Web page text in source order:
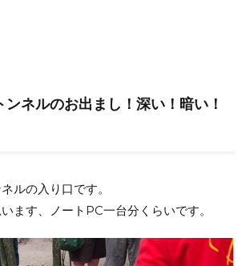
ネルのお出まし！深い！暗い！
ルの入り口です。
ます、ノートPC一台分くらいです。